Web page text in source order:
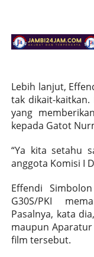
Lebih lanjut,
tak dikait-
yang
kepada Gatot
“Ya kita setahu
anggota Komisi I
Effendi
G30S/PKI
Pasalnya, kata
maupun Aparatur
film tersebut.